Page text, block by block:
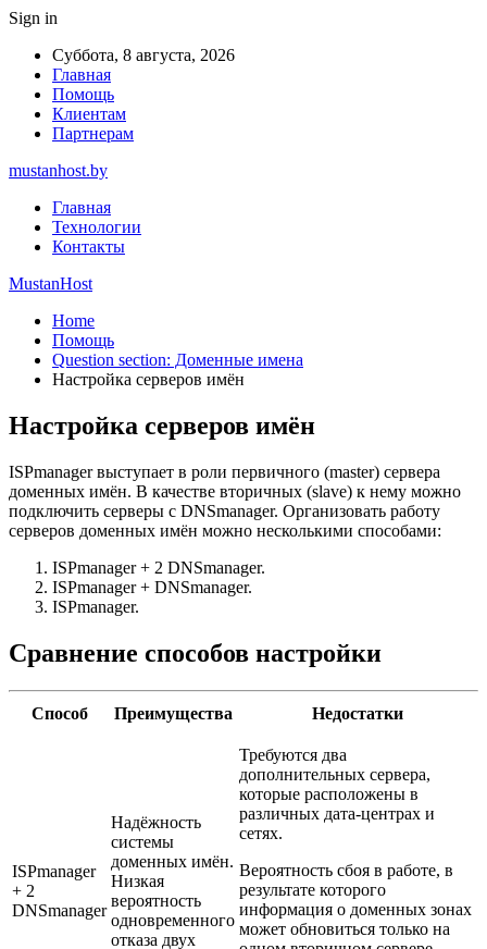
Sign in
Суббота, 8 августа, 2026
Главная
Помощь
Клиентам
Партнерам
mustanhost.by
Главная
Технологии
Контакты
MustanHost
Home
Помощь
Question section: Доменные имена
Настройка серверов имён
Настройка серверов имён
ISPmanager выступает в роли первичного (master) сервера
доменных имён. В качестве вторичных (slave) к нему можно
подключить серверы с DNSmanager. Организовать работу
серверов доменных имён можно несколькими способами:
ISPmanager + 2 DNSmanager.
ISPmanager + DNSmanager.
ISPmanager.
Сравнение способов настройки
Способ Преимущества Недостатки
ISPmanager
+ 2
DNSmanager
Надёжность
системы
доменных имён.
Низкая
вероятность
одновременного
отказа двух
Требуются два
дополнительных сервера,
которые расположены в
различных дата-центрах и
сетях.
Вероятность сбоя в работе, в
результате которого
информация о доменных зонах
может обновиться только на